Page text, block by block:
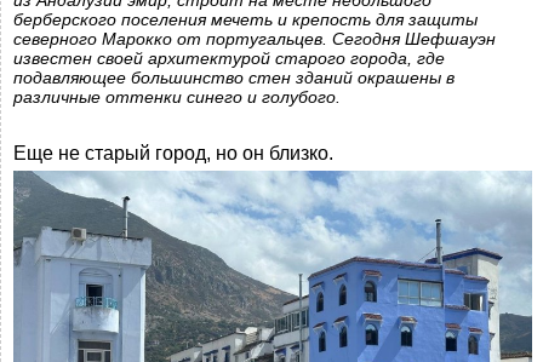
берберского поселения мечеть и крепость для защиты
северного Марокко от португальцев. Сегодня Шефшауэн
известен своей архитектурой старого города, где
подавляющее большинство стен зданий окрашены в
различные оттенки синего и голубого.
Еще не старый город, но он близко.